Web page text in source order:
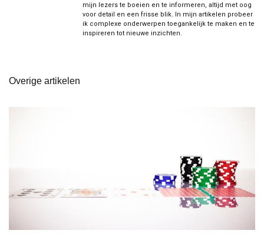
mijn lezers te boeien en te informeren, altijd met oog
voor detail en een frisse blik. In mijn artikelen probeer
ik complexe onderwerpen toegankelijk te maken en te
inspireren tot nieuwe inzichten.
Overige artikelen